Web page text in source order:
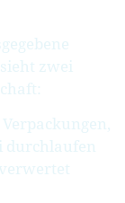
sieht zwei
durchlaufen